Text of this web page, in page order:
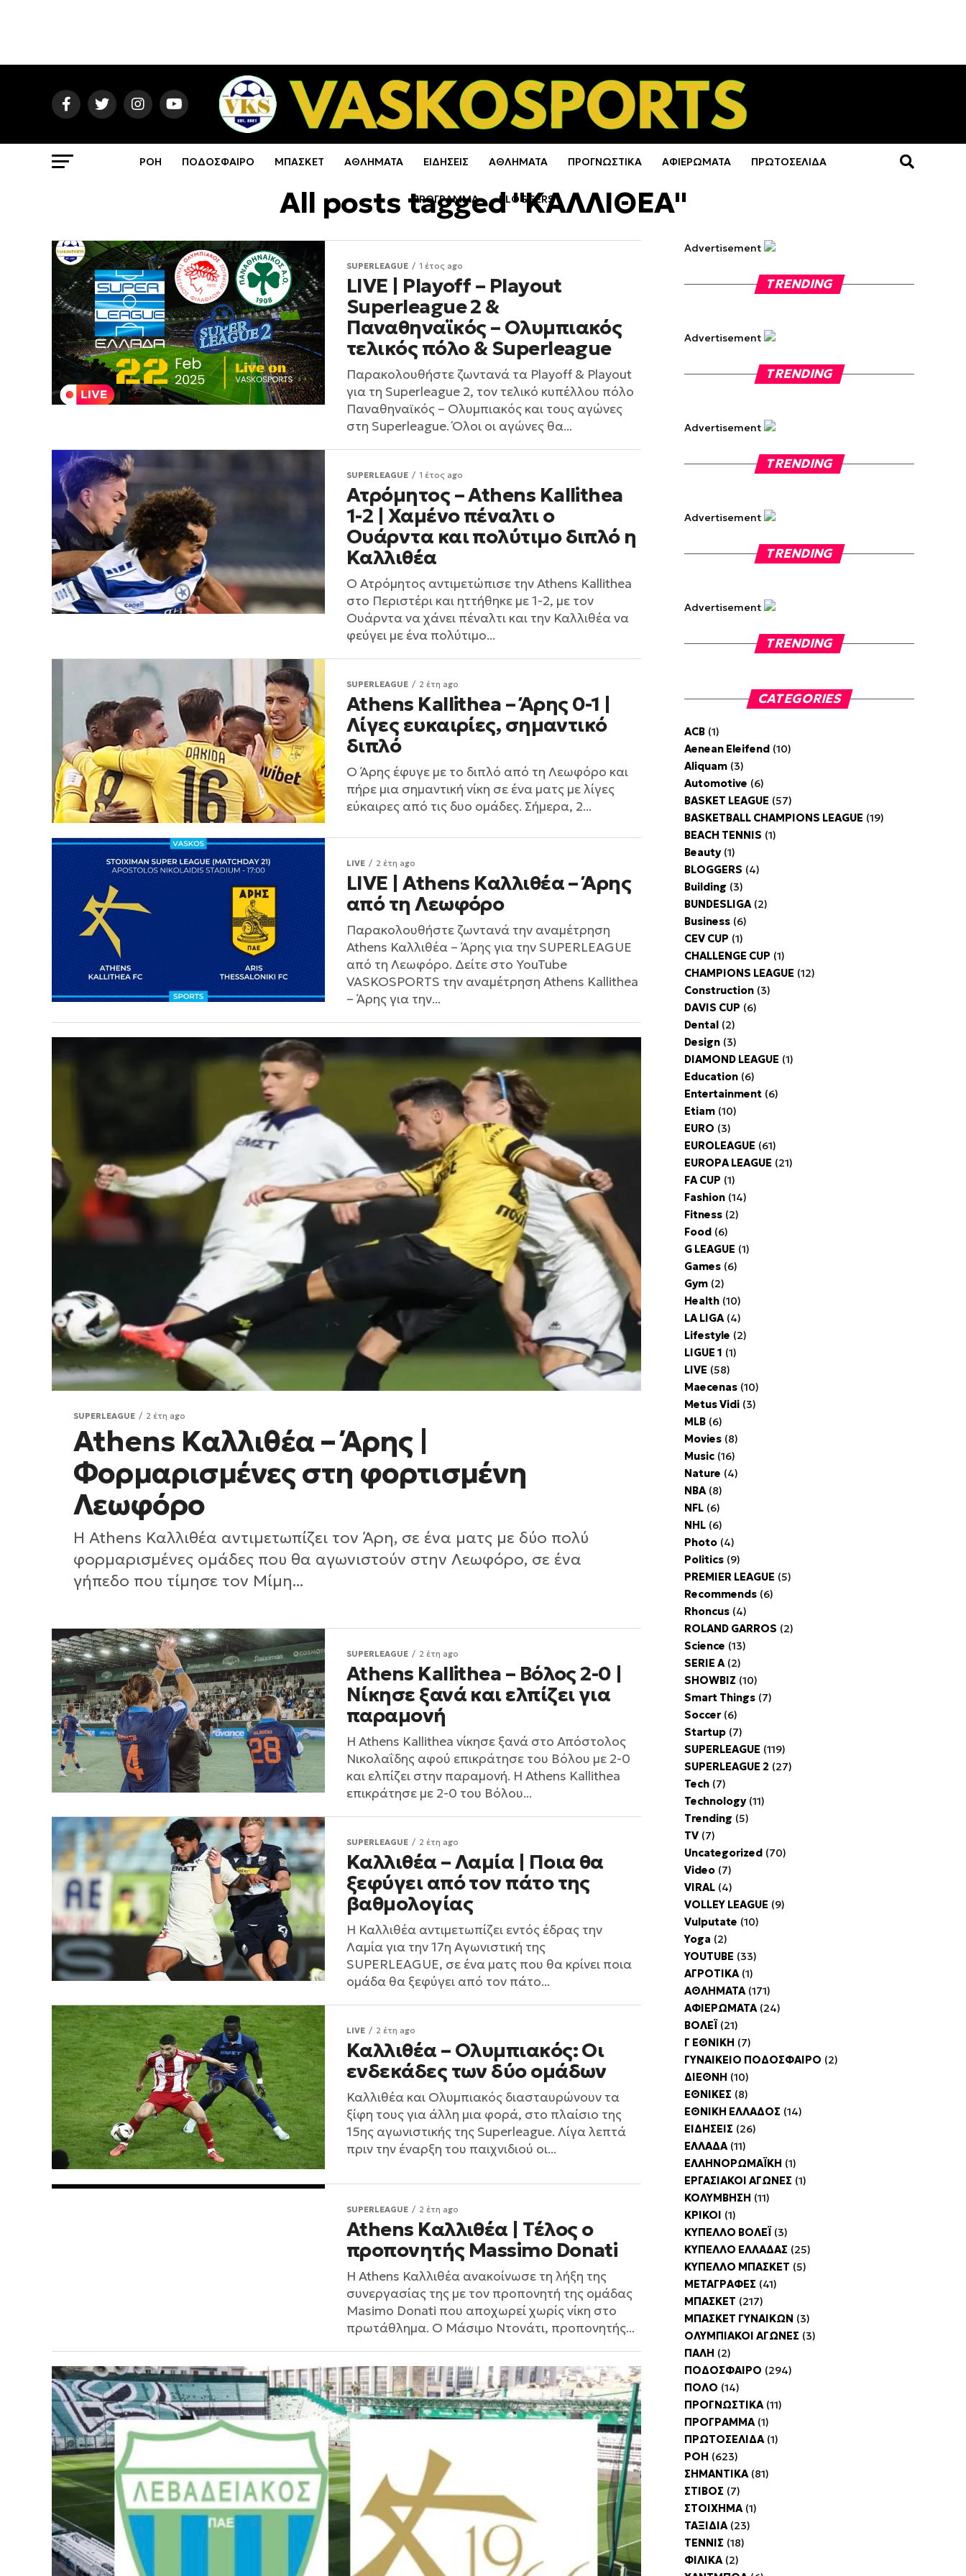
ΡΟΗ ΠΟΔΟΣΦΑΙΡΟ ΜΠΑΣΚΕΤ ΑΘΛΗΜΑΤΑ ΕΙΔΗΣΕΙΣ ΑΘΛΗΜΑΤΑ ΠΡΟΓΝΩΣΤΙΚΑ ΑΦΙΕΡΩΜΑΤΑ ΠΡΩΤΟΣΕΛΙΔΑ
ΠΡΟΓΡΑΜΜΑ BLOGGERS
All posts tagged "ΚΑΛΛΙΘΕΑ"
SUPERLEAGUE 1 έτος ago
LIVE | Playoff – Playout
Superleague 2 &
Παναθηναϊκός – Ολυμπιακός
τελικός πόλο & Superleague
Παρακολουθήστε ζωντανά τα Playoff & Playout
για τη Superleague 2, τον τελικό κυπέλλου πόλο
Παναθηναϊκός – Ολυμπιακός και τους αγώνες
στη Superleague. Όλοι οι αγώνες θα...
SUPERLEAGUE 1 έτος ago
Ατρόμητος – Athens Kallithea
1-2 | Χαμένο πέναλτι ο
Ουάρντα και πολύτιμο διπλό η
Καλλιθέα
Ο Ατρόμητος αντιμετώπισε την Athens Kallithea
στο Περιστέρι και ηττήθηκε με 1-2, με τον
Ουάρντα να χάνει πέναλτι και την Καλλιθέα να
φεύγει με ένα πολύτιμο...
SUPERLEAGUE 2 έτη ago
Athens Kallithea – Άρης 0-1 |
Λίγες ευκαιρίες, σημαντικό
διπλό
Ο Άρης έφυγε με το διπλό από τη Λεωφόρο και
πήρε μια σημαντική νίκη σε ένα ματς με λίγες
εύκαιρες από τις δυο ομάδες. Σήμερα, 2...
LIVE 2 έτη ago
LIVE | Athens Καλλιθέα – Άρης
από τη Λεωφόρο
Παρακολουθήστε ζωντανά την αναμέτρηση
Athens Καλλιθέα – Άρης για την SUPERLEAGUE
από τη Λεωφόρο. Δείτε στο YouTube
VASKOSPORTS την αναμέτρηση Athens Kallithea
– Άρης για την...
SUPERLEAGUE 2 έτη ago
Athens Καλλιθέα – Άρης |
Φορμαρισμένες στη φορτισμένη
Λεωφόρο
Η Athens Καλλιθέα αντιμετωπίζει τον Άρη, σε ένα ματς με δύο πολύ
φορμαρισμένες ομάδες που θα αγωνιστούν στην Λεωφόρο, σε ένα
γήπεδο που τίμησε τον Μίμη...
SUPERLEAGUE 2 έτη ago
Athens Kallithea – Βόλος 2-0 |
Νίκησε ξανά και ελπίζει για
παραμονή
Η Athens Kallithea νίκησε ξανά στο Απόστολος
Νικολαΐδης αφού επικράτησε του Βόλου με 2-0
και ελπίζει στην παραμονή. Η Athens Kallithea
επικράτησε με 2-0 του Βόλου...
SUPERLEAGUE 2 έτη ago
Καλλιθέα – Λαμία | Ποια θα
ξεφύγει από τον πάτο της
βαθμολογίας
Η Καλλιθέα αντιμετωπίζει εντός έδρας την
Λαμία για την 17η Αγωνιστική της
SUPERLEAGUE, σε ένα ματς που θα κρίνει ποια
ομάδα θα ξεφύγει από τον πάτο...
LIVE 2 έτη ago
Καλλιθέα – Ολυμπιακός: Οι
ενδεκάδες των δύο ομάδων
Καλλιθέα και Ολυμπιακός διασταυρώνουν τα
ξίφη τους για άλλη μια φορά, στο πλαίσιο της
15ης αγωνιστικής της Superleague. Λίγα λεπτά
πριν την έναρξη του παιχνιδιού οι...
SUPERLEAGUE 2 έτη ago
Athens Καλλιθέα | Τέλος ο
προπονητής Massimo Donati
Η Athens Καλλιθέα ανακοίνωσε τη λήξη της
συνεργασίας της με τον προπονητή της ομάδας
Masimo Donati που αποχωρεί χωρίς νίκη στο
πρωτάθλημα. Ο Μάσιμο Ντονάτι, προπονητής...
Advertisement
TRENDING
Advertisement
TRENDING
Advertisement
TRENDING
Advertisement
TRENDING
Advertisement
TRENDING
CATEGORIES
ACB (1)
Aenean Eleifend (10)
Aliquam (3)
Automotive (6)
BASKET LEAGUE (57)
BASKETBALL CHAMPIONS LEAGUE (19)
BEACH TENNIS (1)
Beauty(1)
BLOGGERS (4)
Building (3)
BUNDESLIGA(2)
Business (6)
CEV CUP (1)
CHALLENGE CUP (1)
CHAMPIONS LEAGUE (12)
Construction (3)
DAVIS CUP (6)
Dental (2)
Design (3)
DIAMOND LEAGUE (1)
Education (6)
Entertainment (6)
Etiam (10)
EURO (3)
EUROLEAGUE (61)
EUROPA LEAGUE (21)
FA CUP (1)
Fashion (14)
Fitness (2)
Food (6)
G LEAGUE (1)
Games (6)
Gym (2)
Health (10)
LA LIGA(4)
Lifestyle (2)
LIGUE 1 (1)
LIVE (58)
Maecenas (10)
Metus Vidi (3)
MLB (6)
Movies (8)
Music (16)
Nature (4)
NBA(8)
NFL (6)
NHL (6)
Photo (4)
Politics (9)
PREMIER LEAGUE (5)
Recommends (6)
Rhoncus (4)
ROLAND GARROS (2)
Science (13)
SERIE A(2)
SHOWBIZ (10)
Smart Things (7)
Soccer(6)
Startup (7)
SUPERLEAGUE (119)
SUPERLEAGUE 2 (27)
Tech (7)
Technology(11)
Trending (5)
TV (7)
Uncategorized (70)
Video (7)
VIRAL (4)
VOLLEY LEAGUE (9)
Vulputate (10)
Yoga (2)
YOUTUBE (33)
ΑΓΡΟΤΙΚΑ(1)
ΑΘΛΗΜΑΤΑ(171)
ΑΦΙΕΡΩΜΑΤΑ(24)
ΒΟΛΕΪ (21)
Γ ΕΘΝΙΚΗ (7)
ΓΥΝΑΙΚΕΙΟ ΠΟΔΟΣΦΑΙΡΟ (2)
ΔΙΕΘΝΗ (10)
ΕΘΝΙΚΕΣ (8)
ΕΘΝΙΚΗ ΕΛΛΑΔΟΣ (14)
ΕΙΔΗΣΕΙΣ (26)
ΕΛΛΑΔΑ(11)
ΕΛΛΗΝΟΡΩΜΑΪΚΗ (1)
ΕΡΓΑΣΙΑΚΟΙ ΑΓΩΝΕΣ (1)
ΚΟΛΥΜΒΗΣΗ (11)
ΚΡΙΚΟΙ (1)
ΚΥΠΕΛΛΟ ΒΟΛΕΪ (3)
ΚΥΠΕΛΛΟ ΕΛΛΑΔΑΣ (25)
ΚΥΠΕΛΛΟ ΜΠΑΣΚΕΤ (5)
ΜΕΤΑΓΡΑΦΕΣ (41)
ΜΠΑΣΚΕΤ (217)
ΜΠΑΣΚΕΤ ΓΥΝΑΙΚΩΝ (3)
ΟΛΥΜΠΙΑΚΟΙ ΑΓΩΝΕΣ (3)
ΠΑΛΗ (2)
ΠΟΔΟΣΦΑΙΡΟ (294)
ΠΟΛΟ (14)
ΠΡΟΓΝΩΣΤΙΚΑ(11)
ΠΡΟΓΡΑΜΜΑ(1)
ΠΡΩΤΟΣΕΛΙΔΑ(1)
ΡΟΗ (623)
ΣΗΜΑΝΤΙΚΑ(81)
ΣΤΙΒΟΣ (7)
ΣΤΟΙΧΗΜΑ(1)
ΤΑΞΙΔΙΑ(23)
ΤΕΝΝΙΣ (18)
ΦΙΛΙΚΑ(2)